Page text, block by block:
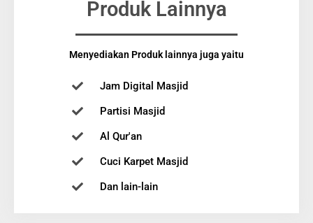
Produk Lainnya
Menyediakan Produk lainnya juga yaitu
Jam Digital Masjid
Partisi Masjid
Al Qur'an
Cuci Karpet Masjid
Dan lain-lain